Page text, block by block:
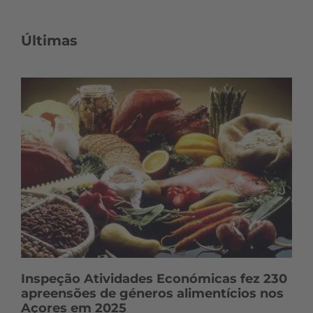
o
t
e
ú
d
s
Últimas
Inspeção Atividades Económicas fez 230
apreensões de géneros alimentícios nos
Açores em 2025